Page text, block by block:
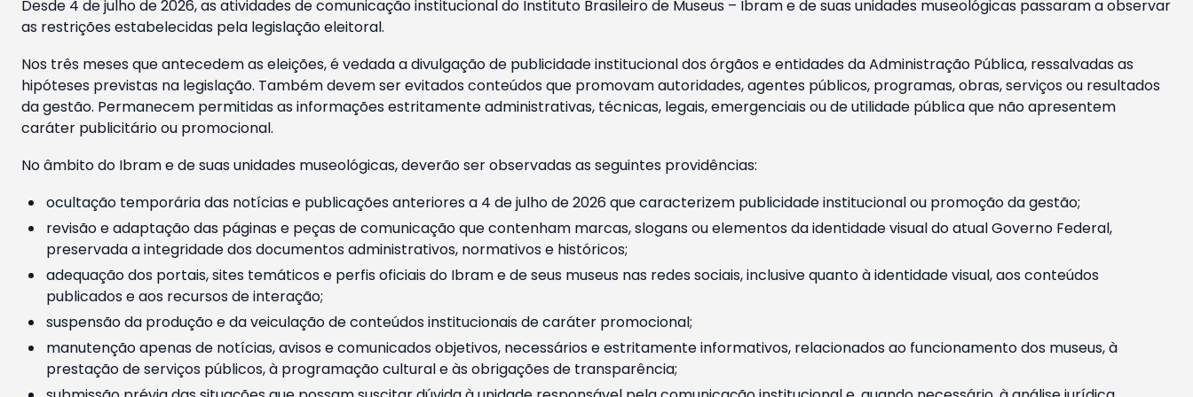
Desde 4 de julho de 2026, as atividades de comunicação institucional do Instituto Brasileiro de Museus – Ibram e de suas unidades museológicas passaram a observar
as restrições estabelecidas pela legislação eleitoral.
Nos três meses que antecedem as eleições, é vedada a divulgação de publicidade institucional dos órgãos e entidades da Administração Pública, ressalvadas as
hipóteses previstas na legislação. Também devem ser evitados conteúdos que promovam autoridades, agentes públicos, programas, obras, serviços ou resultados
da gestão. Permanecem permitidas as informações estritamente administrativas, técnicas, legais, emergenciais ou de utilidade pública que não apresentem
caráter publicitário ou promocional.
No âmbito do Ibram e de suas unidades museológicas, deverão ser observadas as seguintes providências:
ocultação temporária das notícias e publicações anteriores a 4 de julho de 2026 que caracterizem publicidade institucional ou promoção da gestão;
revisão e adaptação das páginas e peças de comunicação que contenham marcas, slogans ou elementos da identidade visual do atual Governo Federal,
preservada a integridade dos documentos administrativos, normativos e históricos;
adequação dos portais, sites temáticos e perfis oficiais do Ibram e de seus museus nas redes sociais, inclusive quanto à identidade visual, aos conteúdos
publicados e aos recursos de interação;
suspensão da produção e da veiculação de conteúdos institucionais de caráter promocional;
manutenção apenas de notícias, avisos e comunicados objetivos, necessários e estritamente informativos, relacionados ao funcionamento dos museus, à
prestação de serviços públicos, à programação cultural e às obrigações de transparência;